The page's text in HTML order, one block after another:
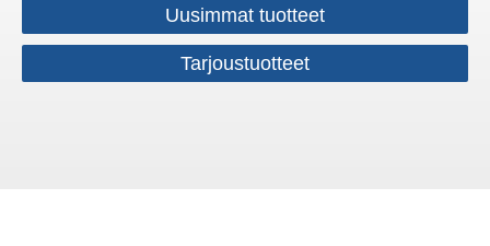
Uusimmat tuotteet
Tarjoustuotteet